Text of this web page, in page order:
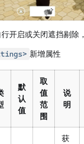
开启或关闭遮挡剔除
新增属性
默
认
值
取
值
范
围
说
明
获